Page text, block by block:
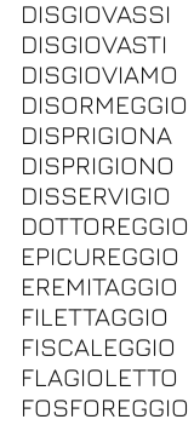
DISGIOVASSI
DISGIOVASTI
DISGIOVIAMO
DISORMEGGIO
DISPRIGIONA
DISPRIGIONO
DISSERVIGIO
DOTTOREGGIO
EPICUREGGIO
EREMITAGGIO
FILETTAGGIO
FISCALEGGIO
FLAGIOLETTO
FOSFOREGGIO